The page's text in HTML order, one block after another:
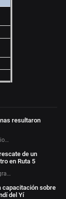
resultaron
de un
en Ruta 5
capacitación sobre
del Yí